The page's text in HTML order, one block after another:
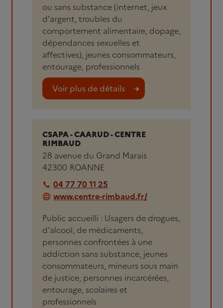
ou sans substance (internet, jeux
d'argent, troubles du
comportement alimentaire, dopage,
dépendances sexuelles et
affectives), jeunes consommateurs,
entourage, professionnels
Voir plus de détails
CSAPA - CAARUD - CENTRE
RIMBAUD
28 avenue du Grand Marais
42300 ROANNE
04 77 70 11 25
www.centre-rimbaud.fr/
Public accueilli : Usagers de drogues,
d'alcool, de médicaments,
personnes confrontées à une
addiction sans substance, jeunes
consommateurs, mineurs sous main
de justice, personnes incarcérées,
entourage, scolaires et
professionnels